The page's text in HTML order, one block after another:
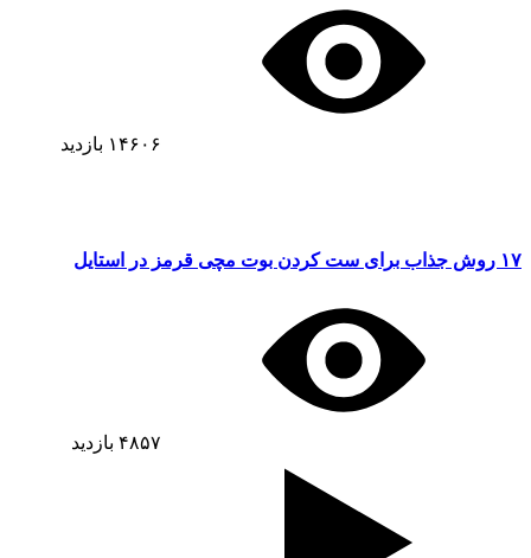
۱۴۶۰۶ بازدید
۱۷ روش جذاب برای ست کردن بوت مچی قرمز در استایل
۴۸۵۷ بازدید